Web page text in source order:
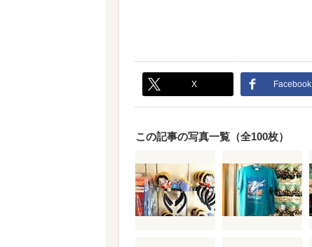
X Facebook
この記事の写真一覧（全100枚）